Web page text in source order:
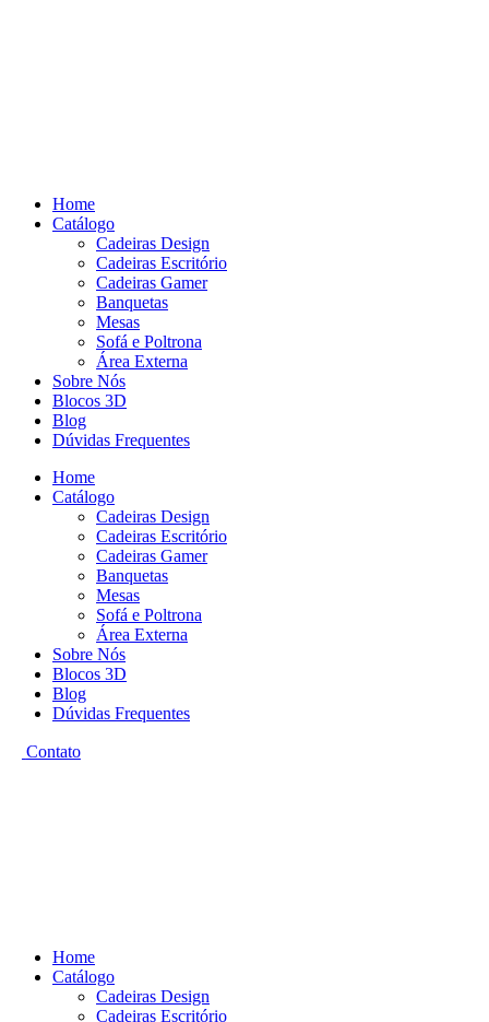
Home
Catálogo
Cadeiras Design
Cadeiras Escritório
Cadeiras Gamer
Banquetas
Mesas
Sofá e Poltrona
Área Externa
Sobre Nós
Blocos 3D
Blog
Dúvidas Frequentes
Home
Catálogo
Cadeiras Design
Cadeiras Escritório
Cadeiras Gamer
Banquetas
Mesas
Sofá e Poltrona
Área Externa
Sobre Nós
Blocos 3D
Blog
Dúvidas Frequentes
Contato
Home
Catálogo
Cadeiras Design
Cadeiras Escritório